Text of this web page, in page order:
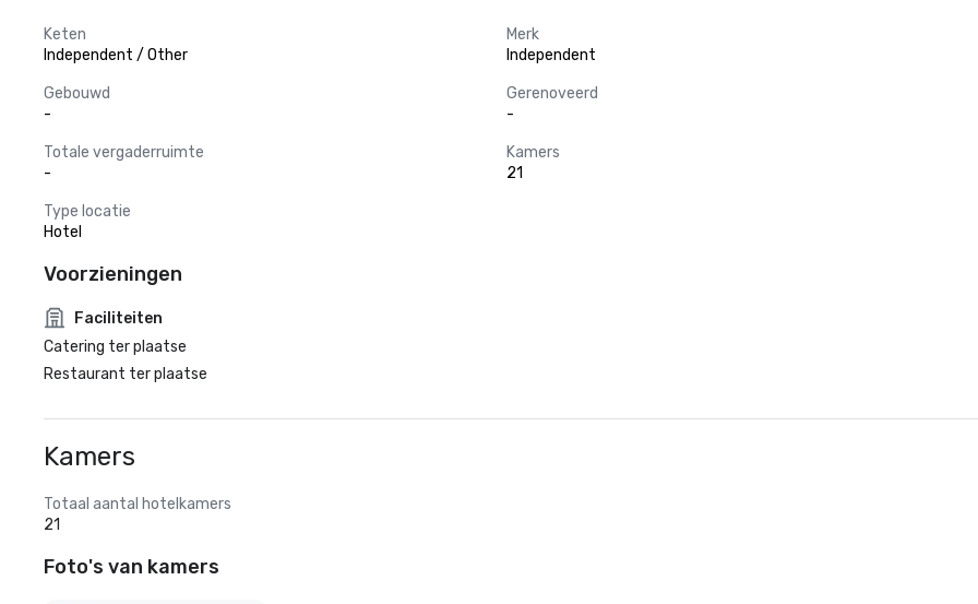
Keten
Independent / Other
Merk
Independent
Gebouwd
-
Gerenoveerd
-
Totale vergaderruimte
-
Kamers
21
Type locatie
Hotel
Voorzieningen
Faciliteiten
Catering ter plaatse
Restaurant ter plaatse
Kamers
Totaal aantal hotelkamers
21
Foto's van kamers